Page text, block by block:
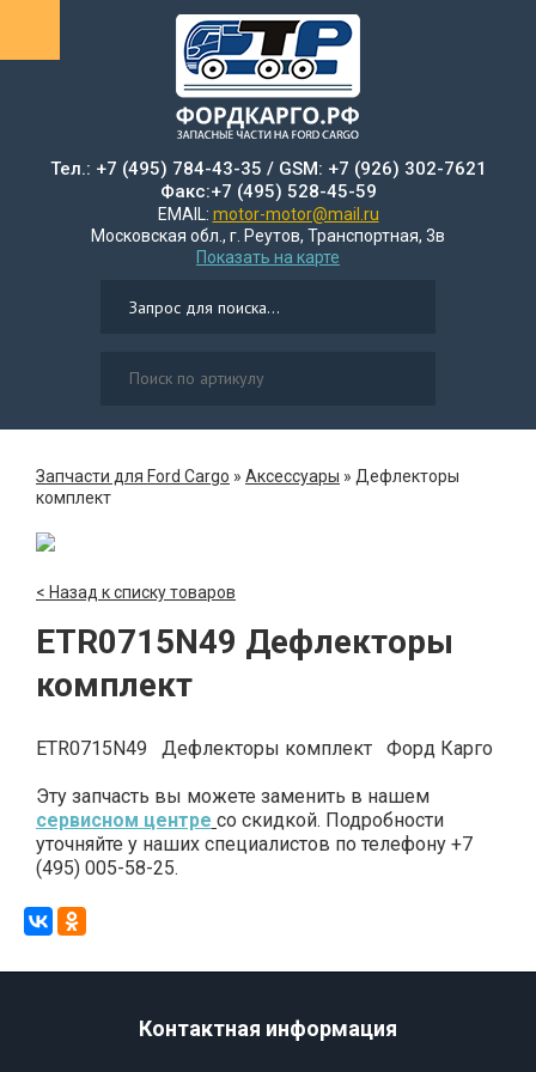
Тел.: +7 (495) 784-43-35 / GSM: +7 (926) 302-7621
Факс:+7 (495) 528-45-59
EMAIL: motor-motor@mail.ru
Московская обл., г. Реутов, Транспортная, 3в
Показать на карте
Запчасти для Ford Cargo » Аксеcсуары » Дефлекторы
комплект
< Назад к списку товаров
ETR0715N49 Дефлекторы
комплект
ETR0715N49 Дефлекторы комплект Форд Карго
Эту запчасть вы можете заменить в нашем
сервисном центре со скидкой. Подробности
уточняйте у наших специалистов по телефону +7
(495) 005-58-25.
Контактная информация